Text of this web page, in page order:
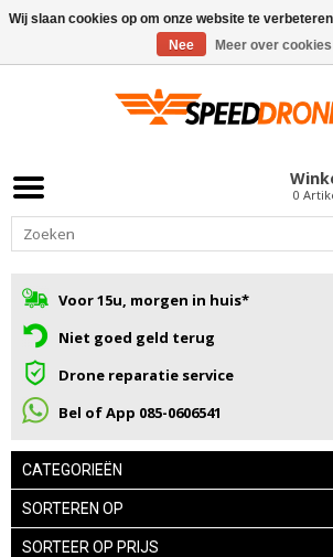
0
Voor 15u, morgen in huis*
Niet goed geld terug
Drone reparatie service
Bel of App 085-0606541
CATEGORIEËN
SORTEREN OP
SORTEER OP PRIJS
Wij slaan cookies op om onze website te
Nee
Meer over